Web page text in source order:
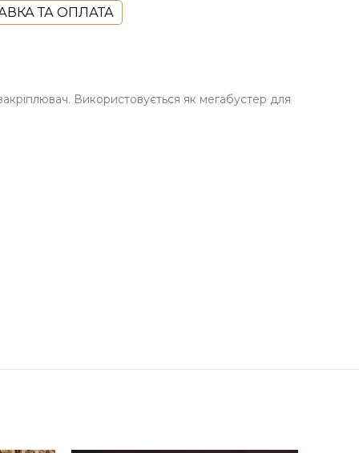
ТА ОПЛАТА
Використовується як мегабустер для